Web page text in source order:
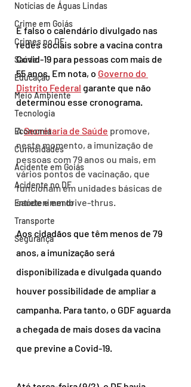
Notícias de Águas Lindas
Crime em Goiás
Crimes no DF
Saúde
Educação
Meio Ambiente
Tecnologia
Economia
Curiosidades
Acidente em Goiás
Acidente no DF
Entretenimento
Transporte
Segurança
É falso o calendário divulgado nas
redes sociais sobre a vacina contra
Covid-19 para pessoas com mais de
55 anos. Em nota, o Governo do
Distrito Federal garante que não
determinou esse cronograma.
A Secretaria de Saúde promove,
neste momento, a imunização de
pessoas com 79 anos ou mais, em
vários pontos de vacinação, que
funcionam em unidades básicas de
saúde e em drive-thrus.
Aos cidadãos que têm menos de 79
anos, a imunização será
disponibilizada e divulgada quando
houver possibilidade de ampliar a
campanha. Para tanto, o GDF aguarda
a chegada de mais doses da vacina
que previne a Covid-19.